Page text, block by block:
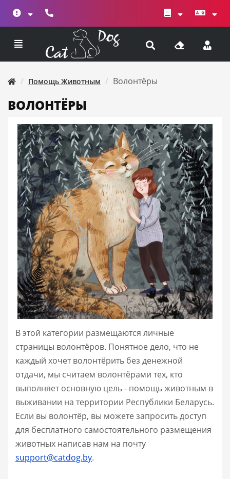
Помощь Животным Волонтёры
ВОЛОНТЁРЫ
В этой категории размещаются личные
страницы волонтёров. Понятное дело, что не
каждый хочет волонтёрить без денежной
отдачи, мы считаем волонтёрами тех, кто
выполняет основную цель - помощь животным в
выживании на территории Республики Беларусь.
Если вы волонтёр, вы можете запросить доступ
для бесплатного самостоятельного размещения
животных написав нам на почту
support@catdog.by.